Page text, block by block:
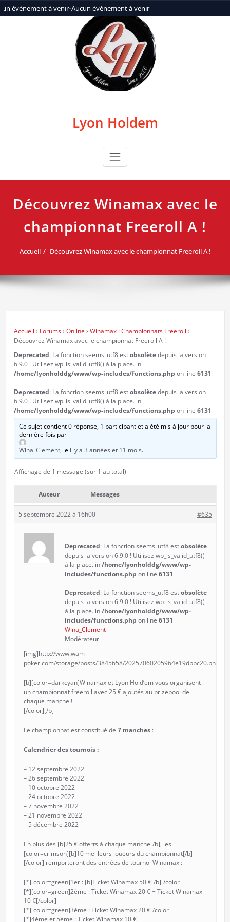
événement à venir•Aucun événement à venir
Aller
au
Lyon Holdem
Découvrez Winamax avec le
championnat Freeroll A !
Accueil Découvrez Winamax avec le championnat Freeroll A !
Accueil › Forums › Online › Winamax : Championnats Freeroll ›
Découvrez Winamax avec le championnat Freeroll A !
Deprecated: La fonction seems_utf8 estobsolètedepuis la version
6.9.0 ! Utilisez wp_is_valid_utf8() à la place. in
/home/lyonholddg/www/wp-includes/functions.php on line 6131
Deprecated: La fonction seems_utf8 estobsolètedepuis la version
6.9.0 ! Utilisez wp_is_valid_utf8() à la place. in
/home/lyonholddg/www/wp-includes/functions.php on line 6131
Ce sujet contient 0 réponse, 1 participant et a été mis à jour pour la
dernière fois par
Wina_Clement, le il y a 3 années et 11 mois.
Affichage de 1 message (sur 1 au total)
Auteur Messages
5 septembre 2022 à 16h00 #635
Deprecated: La fonction seems_utf8 estobsolète
depuis la version 6.9.0 ! Utilisez wp_is_valid_utf8()
à la place. in/home/lyonholddg/www/wp-
includes/functions.php on line 6131
Deprecated: La fonction seems_utf8 estobsolète
depuis la version 6.9.0 ! Utilisez wp_is_valid_utf8()
à la place. in/home/lyonholddg/www/wp-
includes/functions.php on line 6131
Wina_Clement
Modérateur
[img]http://www.wam-
poker.com/storage/posts/3845658/20257060205964e19dbbc20.png[/
[b][color=darkcyan]Winamax et Lyon Hold’em vous organisent
un championnat freeroll avec 25 € ajoutés au prizepool de
chaque manche !
[/color][/b]
Le championnat est constitué de 7 manches:
Calendrier des tournois :
– 12 septembre 2022
– 26 septembre 2022
– 10 octobre 2022
– 24 octobre 2022
– 7 novembre 2022
– 21 novembre 2022
– 5 décembre 2022
En plus des [b]25 € offerts à chaque manche[/b], les
[color=crimson][b]10 meilleurs joueurs du championnat[/b]
[/color] remporteront des entrées de tournoi Winamax :
[*][color=green]1er : [b]Ticket Winamax 50 €[/b][/color]
[*][color=green]2ème : Ticket Winamax 20 € + Ticket Winamax
10 €[/color]
[*][color=green]3ème : Ticket Winamax 20 €[/color]
[*]4ème et 5ème : Ticket Winamax 10 €